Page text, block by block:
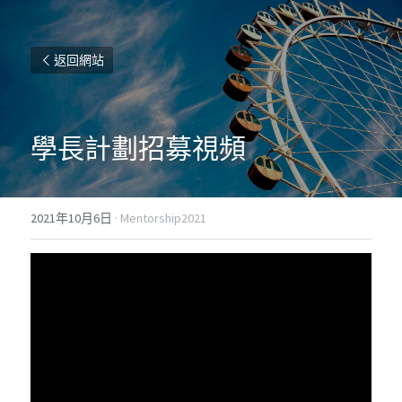
返回網站
學長計劃招募視頻
2021年10月6日 · Mentorship2021